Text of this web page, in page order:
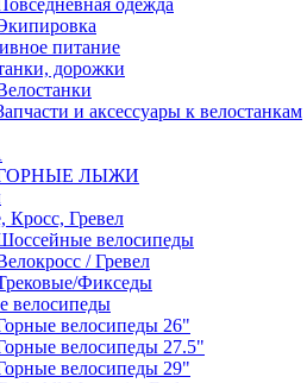
питание
дорожки
и аксессуары к велостанкам
ЛЫЖИ
Кросс, Гревел
велосипеды
/ Гревел
Фикседы
велосипеды
велосипеды 26"
велосипеды 27.5"
велосипеды 29"